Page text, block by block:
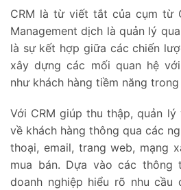
CRM là từ viết tắt của cụm từ
Management dịch là quản lý
là sự kết hợp giữa các chiến
xây dựng các mối quan hệ
như khách hàng tiềm năng
Với CRM giúp thu thập, quản
về khách hàng thông qua các
thoại, email, trang web, mạng
mua bán. Dựa vào các thông
doanh nghiệp hiểu rõ nhu cầu